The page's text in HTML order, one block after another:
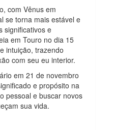
com Vênus em
se torna mais estável e
significativos e
em Touro no dia 15
intuição, trazendo
com seu eu interior.
em 21 de novembro
e propósito na
pessoal e buscar novos
sua vida.